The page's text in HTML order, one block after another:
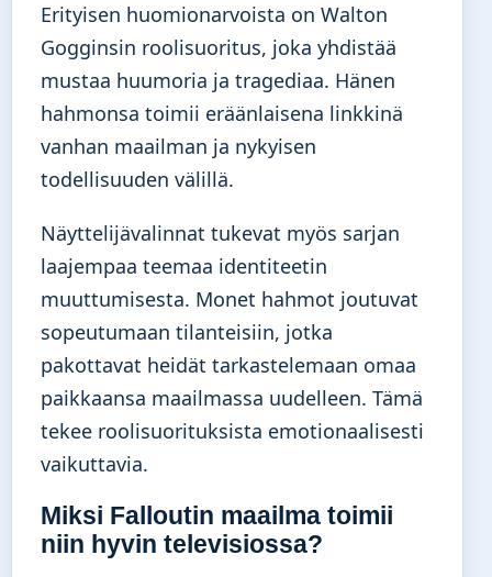
Erityisen huomionarvoista on Walton
Gogginsin roolisuoritus, joka yhdistää
mustaa huumoria ja tragediaa. Hänen
hahmonsa toimii eräänlaisena linkkinä
vanhan maailman ja nykyisen
todellisuuden välillä.
Näyttelijävalinnat tukevat myös sarjan
laajempaa teemaa identiteetin
muuttumisesta. Monet hahmot joutuvat
sopeutumaan tilanteisiin, jotka
pakottavat heidät tarkastelemaan omaa
paikkaansa maailmassa uudelleen. Tämä
tekee roolisuorituksista emotionaalisesti
vaikuttavia.
Miksi Falloutin maailma toimii
niin hyvin televisiossa?